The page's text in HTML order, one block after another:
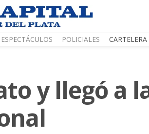
POLICIALES CARTELERA
y llegó a